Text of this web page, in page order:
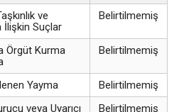
ve
İlişkin Suçlar
Belirtilmemiş
Örgüt Kurma
Belirtilmemiş
Yayma
Belirtilmemiş
veya Uyarıcı
Belirtilmemiş